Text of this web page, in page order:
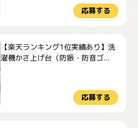
応募する
【楽天ランキング1位実績あり】洗
濯機かさ上げ台（防振・防音ゴ...
応募する